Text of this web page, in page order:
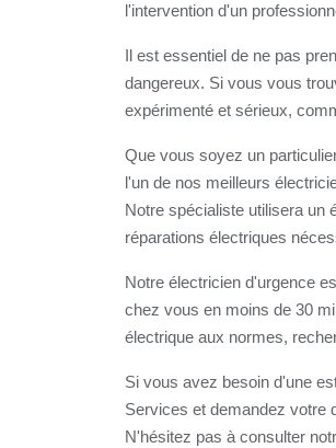
l'intervention d'un
Il est essentiel de ne pas
dangereux. Si vous vous
expérimenté et sérieux,
Que vous soyez un
l'un de nos meilleurs
Notre spécialiste utilisera un
réparations électriques
Notre électricien d'urgence
chez vous en moins de 30
électrique aux normes,
Si vous avez besoin d'une
Services et demandez votre
N'hésitez pas à consulter